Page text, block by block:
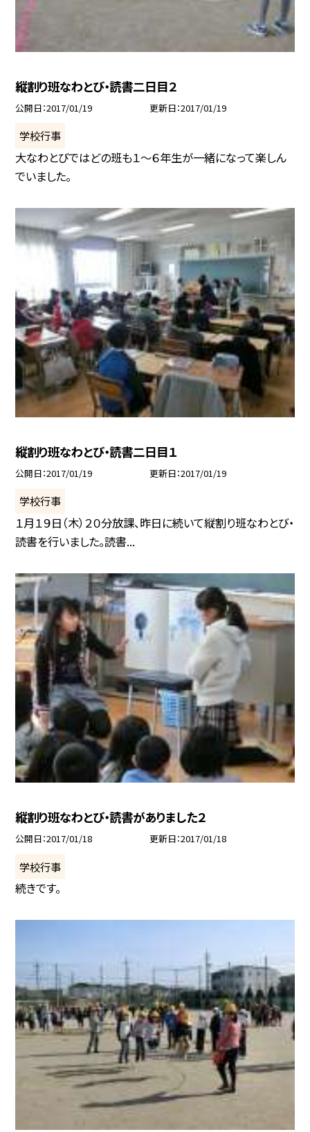
縦割り班なわとび・読書二日目２
公開日 2017/01/19 更新日 2017/01/19
学校行事
大なわとびではどの班も１〜６年生が一緒になって楽しん
でいました。
縦割り班なわとび・読書二日目１
公開日 2017/01/19 更新日 2017/01/19
学校行事
１月１９日（木）２０分放課、昨日に続いて縦割り班なわとび・
読書を行いました。読書...
縦割り班なわとび・読書がありました２
公開日 2017/01/18 更新日 2017/01/18
学校行事
続きです。